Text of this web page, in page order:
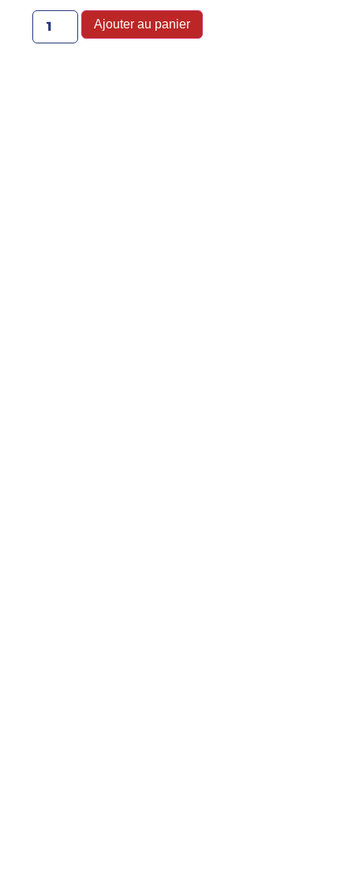
Ajouter au panier